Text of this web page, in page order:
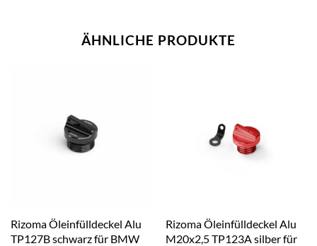
ÄHNLICHE PRODUKTE
Rizoma Öleinfülldeckel Alu
TP127B schwarz für BMW
Rizoma Öleinfülldeckel Alu
M20x2,5 TP123A silber für